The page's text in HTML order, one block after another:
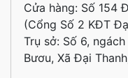
Cửa hàng: Số 154
(Cổng Số 2 KĐT
Trụ sở: Số 6,
Bươu, Xã Đại